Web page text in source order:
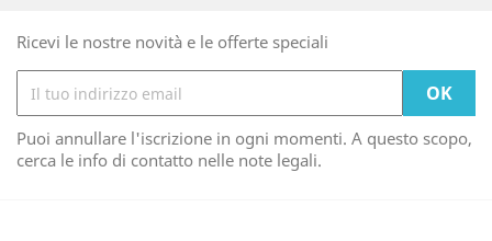
Ricevi le nostre novità e le offerte speciali
Puoi annullare l'iscrizione in ogni momenti. A questo scopo,
cerca le info di contatto nelle note legali.